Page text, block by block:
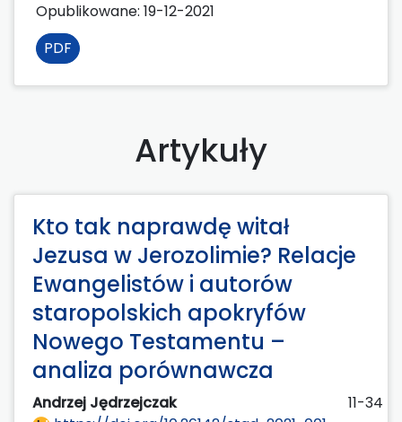
Opublikowane: 19-12-2021
PDF
Artykuły
Kto tak naprawdę witał
Jezusa w Jerozolimie? Relacje
Ewangelistów i autorów
staropolskich apokryfów
Nowego Testamentu –
analiza porównawcza
Andrzej Jędrzejczak
11-34